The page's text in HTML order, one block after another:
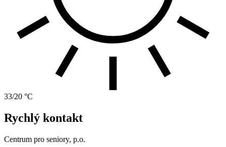
33/20 °C
Rychlý kontakt
Centrum pro seniory, p.o.